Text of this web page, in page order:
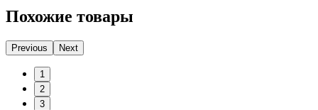
Похожие товары
Previous Next
1
2
3